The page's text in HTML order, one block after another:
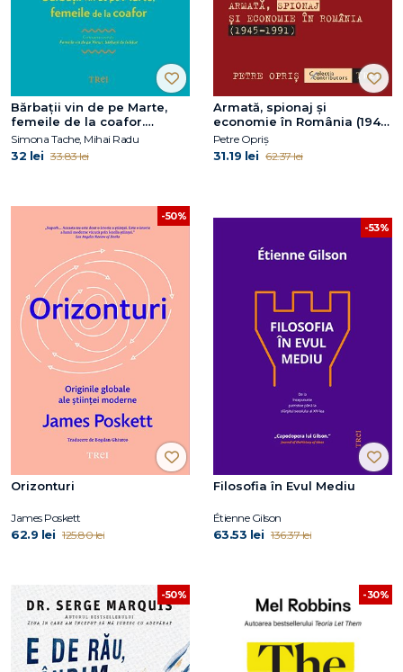
Bărbaţii vin de pe Marte,
femeile de la coafor.
Continuarea volumului
Femeile vin de pe Venus,
bărbaţii de la băut
Simona Tache, Mihai Radu
32 lei 33.83 lei
Armată, spionaj și
economie în România (1945-
1991)
Petre Opriș
31.19 lei 62.37 lei
-50%
Orizonturi
James Poskett
62.9 lei 125.80 lei
-53%
Filosofia în Evul Mediu
Étienne Gilson
63.53 lei 136.37 lei
-50% -30%